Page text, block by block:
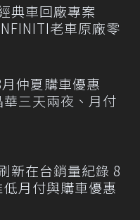
典車回廠專案
老車原廠零
月仲夏購車優惠
三天兩夜、月付
新在台銷量紀錄 8
月付與購車優惠